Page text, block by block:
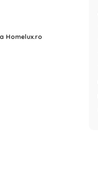
Homelux.ro